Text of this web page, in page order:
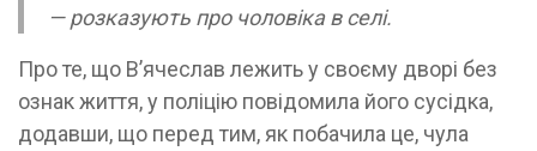
— розказують про чоловіка в селі.
Про те, що В’ячеслав лежить у своєму дворі без
ознак життя, у поліцію повідомила його сусідка,
додавши, що перед тим, як побачила це, чула